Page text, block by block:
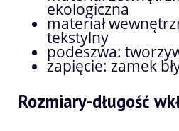
ekologiczna
materiał
tekstylny
podeszwa:
zapięcie: zamek
Rozmiary-długość